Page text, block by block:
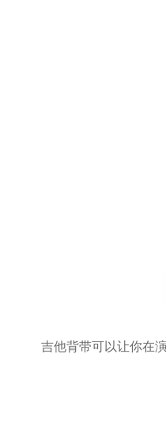
吉他背带可以让你在演